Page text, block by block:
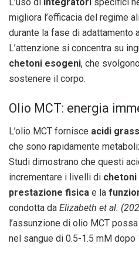
migliora l’efficacia del regime
durante la fase di adattamento
L’attenzione si concentra su
chetoni esogeni, che
sostenere il corpo.
Olio MCT: energia
L’olio MCT fornisce acidi
che sono rapidamente
Studi dimostrano che questi
incrementare i livelli di chetoni
prestazione fisica e la
condotta da Elizabeth et al.
l’assunzione di olio MCT
nel sangue di 0.5-1.5 mM dopo